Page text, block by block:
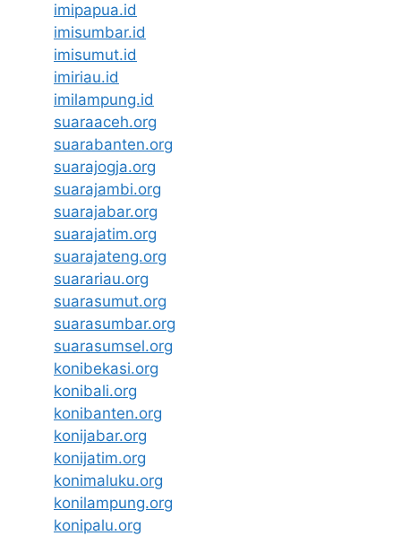
imipapua.id
imisumbar.id
imisumut.id
imiriau.id
imilampung.id
suaraaceh.org
suarabanten.org
suarajogja.org
suarajambi.org
suarajabar.org
suarajatim.org
suarajateng.org
suarariau.org
suarasumut.org
suarasumbar.org
suarasumsel.org
konibekasi.org
konibali.org
konibanten.org
konijabar.org
konijatim.org
konimaluku.org
konilampung.org
konipalu.org